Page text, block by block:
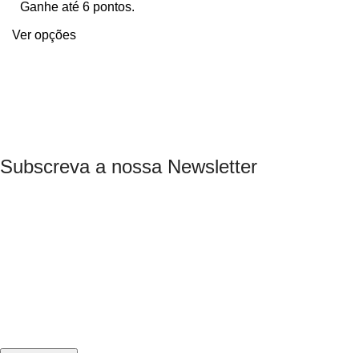
Ganhe até 6 pontos.
Ver opções
Subscreva a nossa Newsletter